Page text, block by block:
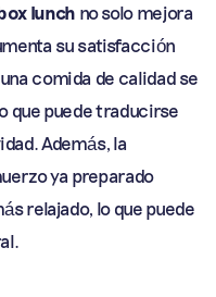
lunch no solo mejora
su satisfacción
comida de calidad se
que puede traducirse
Además, la
ya preparado
relajado, lo que puede